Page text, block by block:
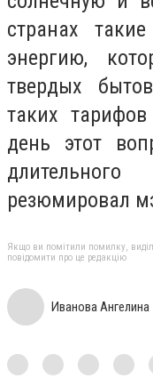
странах
энергию,
твердых
таких
день этот
резюмировал
Якщо ви помітили помилку,
повідомити про це редакцію
Иванова Ангелина